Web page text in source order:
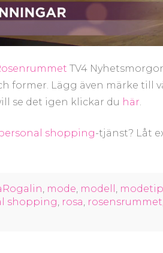
TV4
former. Lägg även märke till
se det igen klickar du här
shopping-tjänst? Låt
mode modell
shopping rosa rosensrummet